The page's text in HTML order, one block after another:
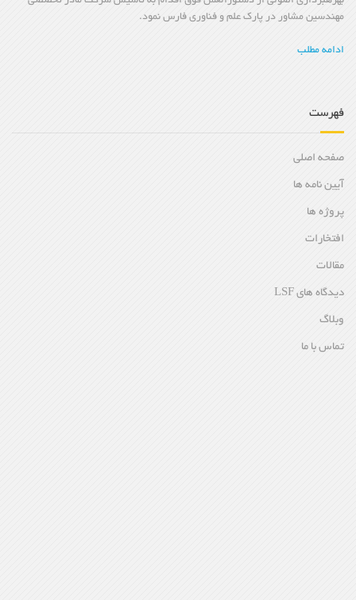
مهندسین مشاور در پارک علم و فناوری فارس نمود.
ادامه مطلب
فهرست
صفحه اصلی
آیین نامه ها
پروژه ها
افتخارات
مقالات
دیدگاه های LSF
وبلاگ
تماس با ما